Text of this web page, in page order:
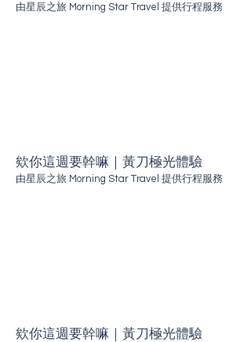
由星辰之旅 Morning Star Travel 提供行程服務
欸你這週要幹嘛｜黃刀極光體驗
由星辰之旅 Morning Star Travel 提供行程服務
欸你這週要幹嘛｜黃刀極光體驗